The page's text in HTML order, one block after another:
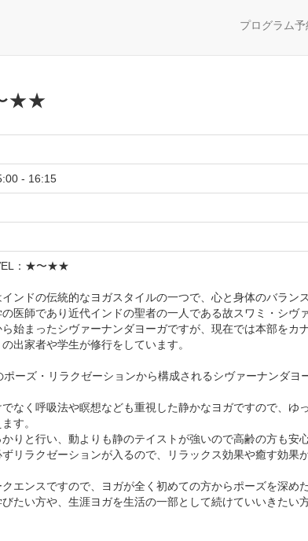
プログラム予
★★
- 16:15
：★〜★★
ンドの伝統的なヨガスタイルの一つで、心と身体のバラン
医師であり近代インドの聖者の一人である故スワミ・シヴ
始まったシヴァーナンダヨーガですが、現在では本部をカ
出家者や学生が修行をしています。
ーズ・リラクゼーションから構成されるシヴァーナンダ
なく呼吸法や瞑想なども重視した静かなヨガですので、ゆ
す。
りと行い、動よりも静のテイストが強いので高齢の方も安
リラクゼーションが入るので、リラックス効果や癒す効果
エンスですので、ヨガが全く初めての方からポーズを深め
たい方や、生涯ヨガを生活の一部として続けていいきたい